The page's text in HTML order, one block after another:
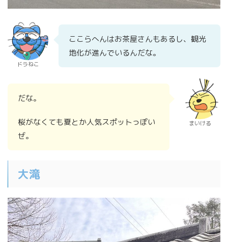
ドラねこ
ここらへんはお茶屋さんもあるし、観光
地化が進んでいるんだな。
だな。
桜がなくても夏とか人気スポットっぽい
ぜ。
まいける
大滝